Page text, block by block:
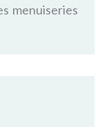
menuiseries